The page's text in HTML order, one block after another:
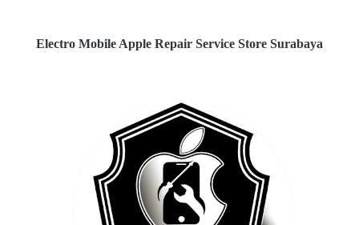
Electro Mobile Apple Repair Service Store Surabaya